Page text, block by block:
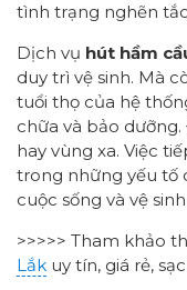
tình trạng nghẽn
Dịch vụ hút hầm
duy trì vệ sinh. Mà
tuổi thọ của hệ
chữa và bảo
hay vùng xa. Việc
trong những yếu tố
cuộc sống và vệ
>>>>> Tham khảo
Lắk uy tín, giá rẻ,